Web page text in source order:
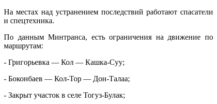
На местах над устранением последствий работают спасатели
и спецтехника.
По данным Минтранса, есть ограничения на движение по
маршрутам:
- Григорьевка — Кол — Кашка-Суу;
- Боконбаев — Кол-Тор — Дон-Талаа;
- Закрыт участок в селе Тогуз-Булак;